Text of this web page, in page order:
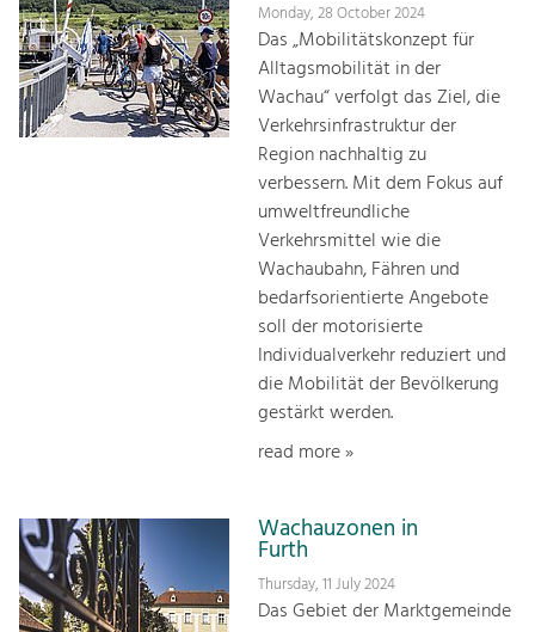
Monday, 28 October 2024
Das „Mobilitätskonzept für
Alltagsmobilität in der
Wachau“ verfolgt das Ziel, die
Verkehrsinfrastruktur der
Region nachhaltig zu
verbessern. Mit dem Fokus auf
umweltfreundliche
Verkehrsmittel wie die
Wachaubahn, Fähren und
bedarfsorientierte Angebote
soll der motorisierte
Individualverkehr reduziert und
die Mobilität der Bevölkerung
gestärkt werden.
read more »
Wachauzonen in
Furth
Thursday, 11 July 2024
Das Gebiet der Marktgemeinde